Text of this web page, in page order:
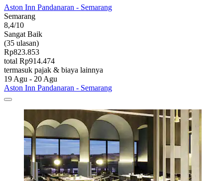
Aston Inn Pandanaran - Semarang
Semarang
8,4/10
Sangat Baik
(35 ulasan)
Rp823.853
total Rp914.474
termasuk pajak & biaya lainnya
19 Agu - 20 Agu
Aston Inn Pandanaran - Semarang